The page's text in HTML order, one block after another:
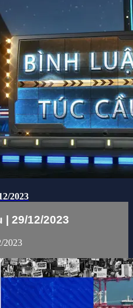
2023
| 29/12/2023
2023